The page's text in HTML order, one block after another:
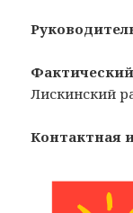
Лискинский
Контактная